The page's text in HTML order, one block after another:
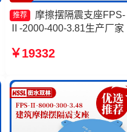
推荐
摩擦摆隔震支座FPS-
Ⅱ-2000-400-3.81生产厂家
400-4.11生产厂家 摩擦摆
AS2A隔震支座
￥19332